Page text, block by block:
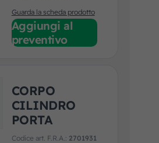
Guarda la scheda prodotto
Aggiungi al
preventivo
CORPO
CILINDRO
PORTA
Codice art. F.R.A.: 2701931